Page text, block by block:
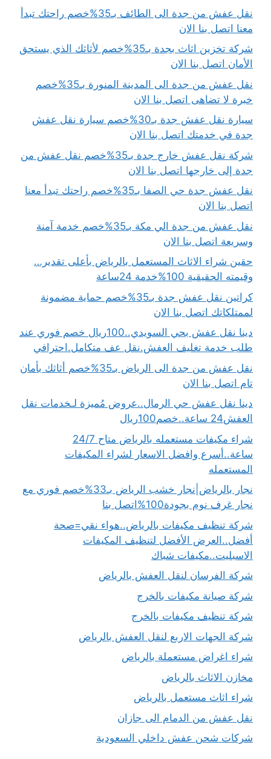
نقل عفش من جدة الى الطائف بـ35%خصم راحتك تبدأ
معنا اتصل بنا الان
شركة تخزين اثاث بجدة بـ35%خصم لأثاثك الذي يستحق
الأمان اتصل بنا الان
نقل عفش من جدة الى المدينة المنورة بـ35%خصم
خبرة لا تضاهى اتصل بنا الان
سيارة نقل عفش جدة بـ30%خصم سيارة نقل عفش
جدة في خدمتك اتصل بنا الان
شركة نقل عفش خارج جدة بـ35%خصم نقل عفش من
جدة إلى خارجها اتصل بنا الان
نقل عفش جدة حي الصفا بـ35%خصم راحتك تبدأ معنا
اتصل بنا الان
نقل عفش من جدة الي مكة بـ35%خصم خدمة آمنة
وسريعة اتصل بنا الان
حقين شراء الاثاث المستعمل بالرياض بأعلى تقدير…
وقيمته الحقيقية 100%خدمة 24ساعة
كراتين نقل عفش جدة بـ35%خصم حماية مضمونة
لممتلكاتك اتصل بنا الان
دينا نقل عفش بحي السويدي..100ريال خصم فوري عند
طلب خدمة تغليف العفش.نقل عف متكامل.احترافي
نقل عفش من جدة الى الرياض بـ35%خصم أثاثك بأمان
تام اتصل بنا الان
دينا نقل عفش حي الرمال..عروض مُميزة لـخدمات نقل
العفش24 ساعة..خصم100ريال
شراء مكيفات مستعمله بالرياض متاح 24/7
ساعة..أسرع وافضل الاسعار لشراء المكيفات
المستعمله
نجار بالرياض|نجار خشب الرياض بـ33%خصم فوري مع
نجار غرف نوم بجودة100%اتصل بنا
شركة تنظيف مكيفات بالرياض..هواء نقي=صحة
أفضل..العرض الأفضل لتنظيف المكيفات
الاسبليت..مكيفات شباك
شركة الفرسان لنقل العفش بالرياض
شركة صيانة مكيفات بالخرج
شركة تنظيف مكيفات بالخرج
شركة الجهات الاربع لنقل العفش بالرياض
شراء اغراض مستعملة بالرياض
مخازن الاثاث بالرياض
شراء اثاث مستعمل بالرياض
نقل عفش من الدمام الى جازان
شركات شحن عفش داخلي السعودية